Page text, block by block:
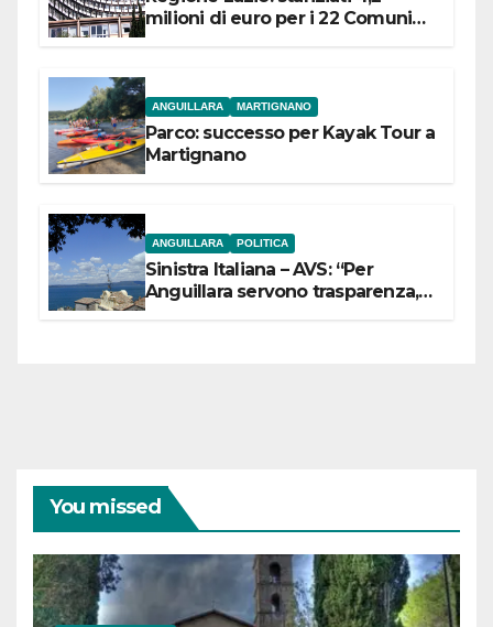
milioni di euro per i 22 Comuni
ANGUILLARA MARTIGNANO
Parco: successo per Kayak Tour a
Martignano
ANGUILLARA POLITICA
Sinistra Italiana – AVS: “Per
Anguillara servono trasparenza,
You missed